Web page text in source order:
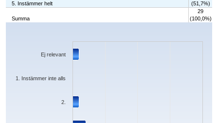
5. Instämmer helt
(51,7%)
Summa
29
(100,0%)
Chart
The chart has 1 X axis displaying categories.
The chart has 1 Y axis displaying values. Data ranges from 0 to 15.
2.
1. Instämmer inte alls
Ej relevant